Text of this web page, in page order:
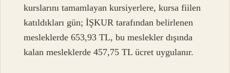
kurslarını tamamlayan kursiyerlere, kursa fiilen
katıldıkları gün; İŞKUR tarafından belirlenen
mesleklerde 653,93 TL, bu meslekler dışında
kalan mesleklerde 457,75 TL ücret uygulanır.